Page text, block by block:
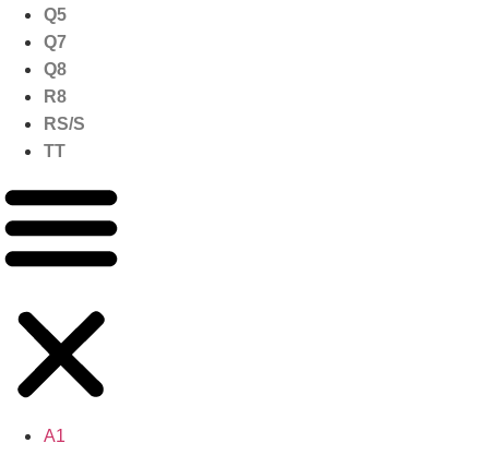
Q5
Q7
Q8
R8
RS/S
TT
A1